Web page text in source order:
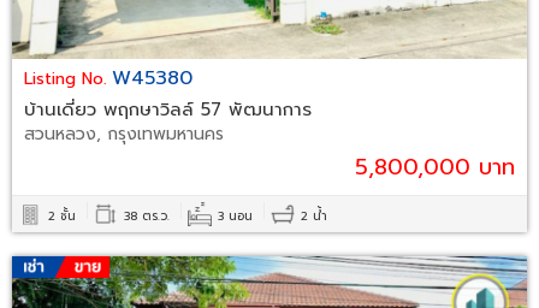
Listing No. W45380
บ้านเดี่ยว พฤกษาวิลล์ 57 พัฒนาการ
สวนหลวง, กรุงเทพมหานคร
5,800,000 บาท
2 ชั้น 38 ตร.ว. 3 นอน 2 น้ำ